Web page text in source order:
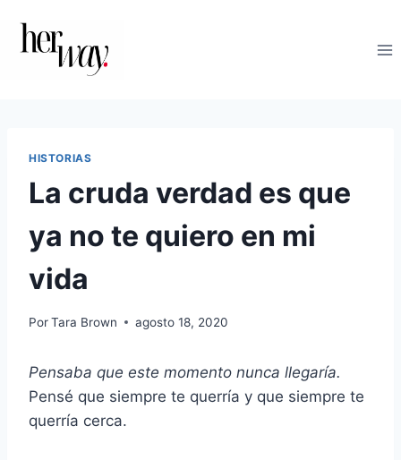
contenido
HISTORIAS
La cruda verdad es que
ya no te quiero en mi
vida
PorTara Brown agosto 18, 2020
Pensaba que este momento nunca llegaría.
Pensé que siempre te querría y que siempre te
querría cerca.